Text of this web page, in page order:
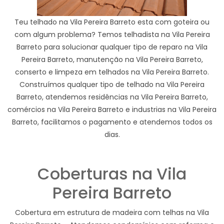
Teu telhado na Vila Pereira Barreto esta com goteira ou
com algum problema? Temos telhadista na Vila Pereira
Barreto para solucionar qualquer tipo de reparo na Vila
Pereira Barreto, manutenção na Vila Pereira Barreto,
conserto e limpeza em telhados na Vila Pereira Barreto.
Construímos qualquer tipo de telhado na Vila Pereira
Barreto, atendemos residências na Vila Pereira Barreto,
comércios na Vila Pereira Barreto e industrias na Vila Pereira
Barreto, facilitamos o pagamento e atendemos todos os
dias.
Coberturas na Vila
Pereira Barreto
Cobertura em estrutura de madeira com telhas na Vila